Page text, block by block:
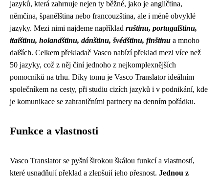
jazyků, která zahrnuje nejen ty běžné, jako je angličtina,
němčina, španělština nebo francouzština, ale i méně obvyklé
jazyky. Mezi nimi najdeme například ruštinu, portugalštinu,
italštinu, holandštinu, dánštinu, švédštinu, finštinu a mnoho
dalších. Celkem překladač Vasco nabízí překlad mezi více než
50 jazyky, což z něj činí jednoho z nejkomplexnějších
pomocníků na trhu. Díky tomu je Vasco Translator ideálním
společníkem na cesty, při studiu cizích jazyků i v podnikání, kde
je komunikace se zahraničními partnery na denním pořádku.
Funkce a vlastnosti
Vasco Translator se pyšní širokou škálou funkcí a vlastností,
které usnadňují překlad a zlepšují jeho přesnost. Jednou z